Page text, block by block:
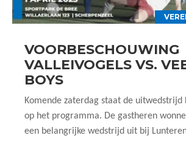
VOORBESCHOUWING
VALLEIVOGELS VS.
BOYS
Komende zaterdag staat de uitwedstrijd
op het programma. De gastheren
een belangrijke wedstrijd uit bij